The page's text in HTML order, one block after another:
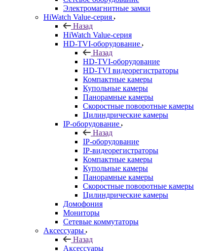
Электромагнитные замки
HiWatch Value-серия
Назад
HiWatch Value-серия
HD-TVI-оборудование
Назад
HD-TVI-оборудование
HD-TVI видеорегистраторы
Компактные камеры
Купольные камеры
Панорамные камеры
Скоростные поворотные камеры
Цилиндрические камеры
IP-оборудование
Назад
IP-оборудование
IP-видеорегистраторы
Компактные камеры
Купольные камеры
Панорамные камеры
Скоростные поворотные камеры
Цилиндрические камеры
Домофония
Мониторы
Сетевые коммутаторы
Аксессуары
Назад
Аксессуары